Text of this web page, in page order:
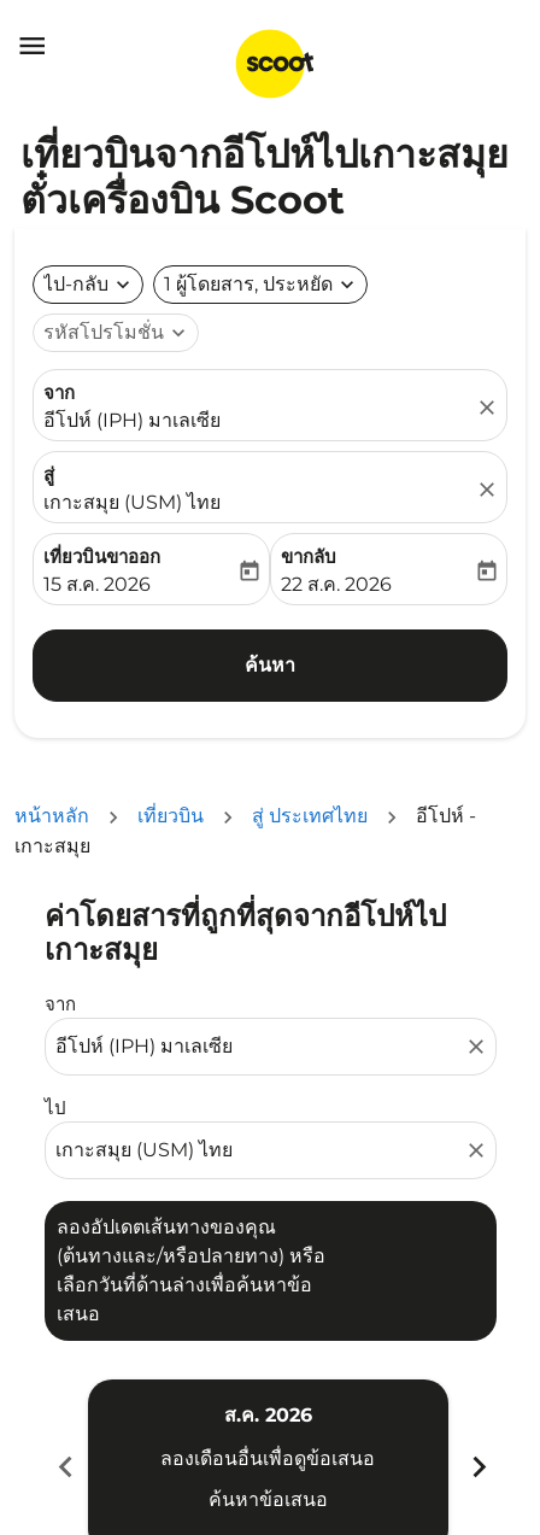

เที่ยวบินจากอีโปห์ไปเกาะสมุย
ตั๋วเครื่องบิน Scoot
ไป-กลับ expand_more 1 ผู้โดยสาร, ประหยัด expand_more
รหัสโปรโมชั่น expand_more
จาก
อีโปห์ (IPH) มาเลเซีย
close
สู่
เกาะสมุย (USM) ไทย
close
เที่ยวบินขาออก
fc-booking-departure-date-aria-label
15 ส.ค. 2026
today
ขากลับ
fc-booking-return-date-
22 ส.ค. 2026
today
ค้นหา
หน้าหลัก เที่ยวบิน สู่ ประเทศไทย
อีโปห์ -
เกาะสมุย
ค่าโดยสารที่ถูกที่สุดจากอีโปห์ไป
เกาะสมุย
จาก
close
ไป
close
ลองอัปเดตเส้นทางของคุณ
(ต้นทางและ/หรือปลายทาง) หรือ
เลือกวันที่ด้านล่างเพื่อค้นหาข้อ
เสนอ
ลองอัปเดตเส้นทางของคุณ (ต้นทางและ/หรือปลายทาง) หรื
chevron_left
ส.ค. 2026
ลองเดือนอื่นเพื่อดูข้อเสนอ
ค้นหาข้อเสนอ
chevron_right